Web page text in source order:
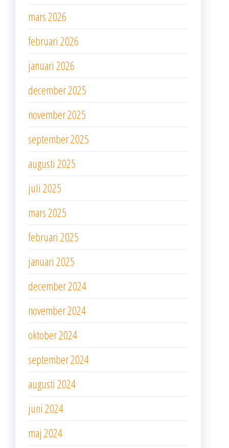
mars 2026
februari 2026
januari 2026
december 2025
november 2025
september 2025
augusti 2025
juli 2025
mars 2025
februari 2025
januari 2025
december 2024
november 2024
oktober 2024
september 2024
augusti 2024
juni 2024
maj 2024